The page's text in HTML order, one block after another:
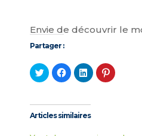
Envie de découvrir le
Partager :
Cliquez
pour
partager
dans
une
nouvelle
Cliquez
pour
partager
dans
une
nouvelle
Cliquez
pour
partager
dans
une
nouvelle
Cliquez
pour
Articles similaires